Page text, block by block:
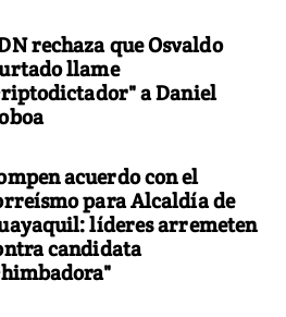
rechaza que Osvaldo
llame
a Daniel
acuerdo con el
para Alcaldía de
líderes arremeten
candidata